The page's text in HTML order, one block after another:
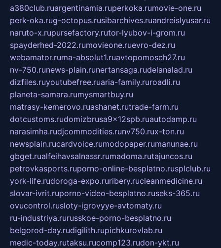
a380club.ruargentinamia.ruperkoka.rumovie-one.ru
perk-oka.rug-octopus.rusibarchives.ruandreislyusar.ru
naruto-x.rupursefactory.rutor-lyubov-i-grom.ru
spayderhed-2022.rumovieone.ruevro-dez.ru
webamator.ruma-absolut1.ruavtopomosch27.ru
nv-750.runews-plain.runertansaga.rudelanalad.ru
dizfiles.ruyoutubefree.ruaria-family.ruroadli.ru
planeta-samara.rumysmartbuy.ru
matrasy-kemerovo.ruashanet.rutrade-farm.ru
dotcustoms.rudomizbrusa9x12spb.ruautodamp.ru
narasimha.rudjcommodities.runv750.rux-ton.ru
newsplain.rucardvoice.rumodopaper.rumanunae.ru
gbget.rualfeihavsalnassr.rumadoma.rutajuncos.ru
petrovkasports.ruporno-online-besplatno.rusplclub.ru
york-life.rudoroga-expo.ruribery.rucleanmedicine.ru
slovar-ivrit.ruporno-video-besplatno.ruseks-365.ru
ovucontrol.rusloty-igrovyye-avtomaty.ru
ru-industriya.rurusskoe-porno-besplatno.ru
belgorod-day.rudigilith.rupichkurovlab.ru
medic-today.rutaksu.rucomp123.rudon-ykt.ru